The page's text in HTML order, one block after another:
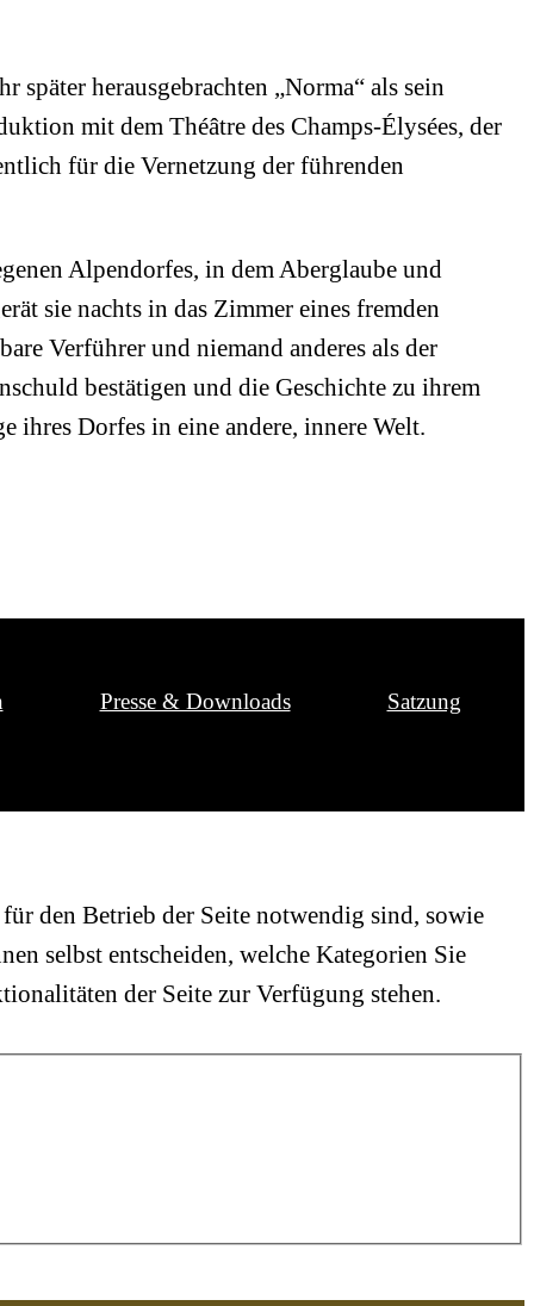
herausgebrachten „Norma“ als sein
mit dem Théâtre des Champs-Élysées, der
für die Vernetzung der führenden
Alpendorfes, in dem Aberglaube und
sie nachts in das Zimmer eines fremden
Verführer und niemand anderes als der
bestätigen und die Geschichte zu ihrem
ihres Dorfes in eine andere, innere Welt.
Presse & Downloads Satzung
den Betrieb der Seite notwendig sind, sowie
selbst entscheiden, welche Kategorien Sie
der Seite zur Verfügung stehen.